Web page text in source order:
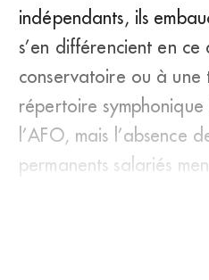
indépendants, ils
s’en différencient en ce
conservatoire ou à une
répertoire
l’AFO, mais l’absence
permanents salariés